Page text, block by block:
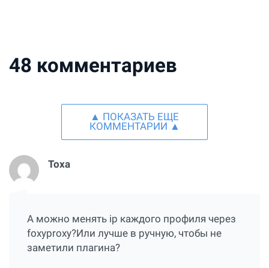
48 комментариев
▲ ПОКАЗАТЬ ЕЩЕ
КОММЕНТАРИИ ▲
Тоха
А можно менять ip каждого профиля через
foxyproxy?Или лучше в ручную, чтобы не
заметили плагина?